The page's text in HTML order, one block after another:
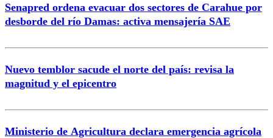
Correo
Senapred ordena evacuar dos sectores de Carahue por
desborde del río Damas: activa mensajería SAE
Nuevo temblor sacude el norte del país: revisa la
magnitud y el epicentro
Ministerio de Agricultura declara emergencia agrícola